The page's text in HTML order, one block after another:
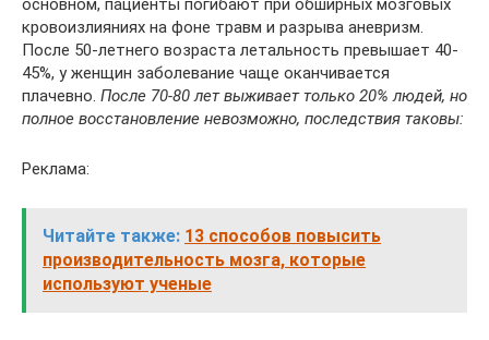
основном, пациенты погибают при обширных мозговых
кровоизлияниях на фоне травм и разрыва аневризм.
После 50-летнего возраста летальность превышает 40-
45%, у женщин заболевание чаще оканчивается
плачевно. После 70-80 лет выживает только 20% людей, но
полное восстановление невозможно, последствия таковы:
Реклама:
Читайте также: 13 способов повысить
производительность мозга, которые
используют ученые